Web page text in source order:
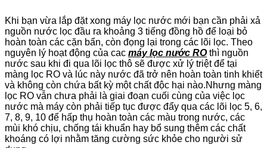
Khi bạn vừa lắp đặt xong máy lọc nước mới bạn cần phải xả
nguồn nước lọc đầu ra khoảng 3 tiếng đồng hồ để loại bỏ
hoàn toàn các cặn bẩn, còn đọng lại trong các lõi lọc. Theo
nguyên lý hoạt động của cac máy lọc nước ROthì nguồn
nước sau khi đi qua lõi lọc thô sẽ được xử lý triệt để tại
màng lọc RO và lúc này nước đã trở nên hoàn toàn tinh khiết
và không còn chứa bất kỳ một chất độc hại nào.Nhưng màng
lọc RO vẫn chưa phải là giai đoạn cuối cùng của việc lọc
nước mà máy còn phải tiếp tục được đẩy qua các lõi lọc 5, 6,
7, 8, 9, 10 để hấp thụ hoàn toàn các màu trong nước, các
mùi khó chịu, chống tái khuẩn hay bổ sung thêm các chất
khoáng có lợi nhằm tăng cường sức khỏe cho người sử